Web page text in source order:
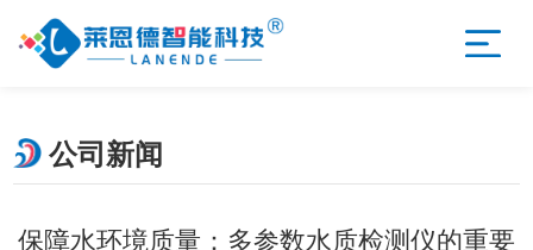
公司新闻
保障水环境质量：多参数水质检测仪的重要